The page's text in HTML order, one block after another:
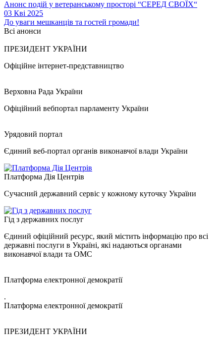
Анонс подій у ветеранському просторі “СЕРЕД СВОЇХ“
03 Кві 2025
До уваги мешканців та гостей громади!
Всі анонси
ПРЕЗИДЕНТ УКРАЇНИ
Офіційне інтернет-представництво
Верховна Рада України
Офіційний вебпортал парламенту України
Урядовий портал
Єдиний веб-портал органів виконавчої влади України
Платформа Дія Центрів
Сучасний державний сервіс у кожному куточку України
Гід з державних послуг
Єдиний офіційний ресурс, який містить інформацію про всі
державні послуги в Україні, які надаються органами
виконавчої влади та ОМС
Платформа електронної демократії
.
Платформа електронної демократії
ПРЕЗИДЕНТ УКРАЇНИ